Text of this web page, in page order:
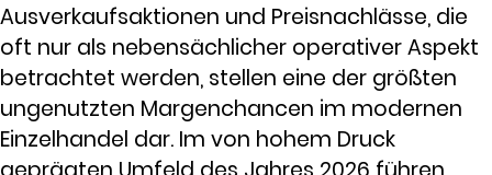
Ausverkaufsaktionen und Preisnachlässe, die
oft nur als nebensächlicher operativer Aspekt
betrachtet werden, stellen eine der größten
ungenutzten Margenchancen im modernen
Einzelhandel dar. Im von hohem Druck